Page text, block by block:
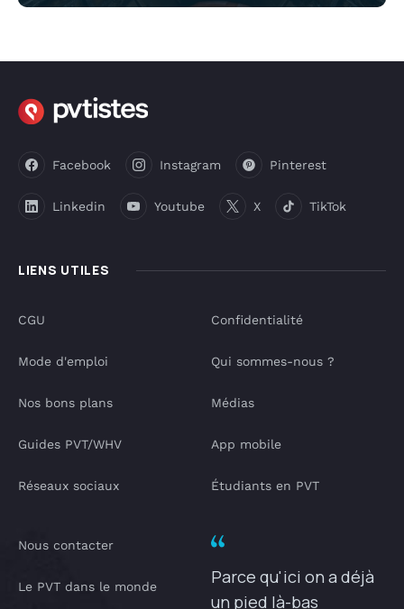
LIENS UTILES
Facebook Instagram Pinterest
Linkedin Youtube X TikTok
CGU
Mode d'emploi
Nos bons plans
Guides PVT/WHV
Réseaux sociaux
Confidentialité
Qui sommes-nous ?
Médias
App mobile
Étudiants en PVT
Nous contacter
Le PVT dans le monde
Parce qu'ici on a déjà
un pied là-bas